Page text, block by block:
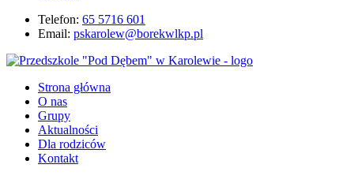
Telefon: 65 5716 601
Email: pskarolew@borekwlkp.pl
Strona główna
O nas
Grupy
Aktualności
Dla rodziców
Kontakt